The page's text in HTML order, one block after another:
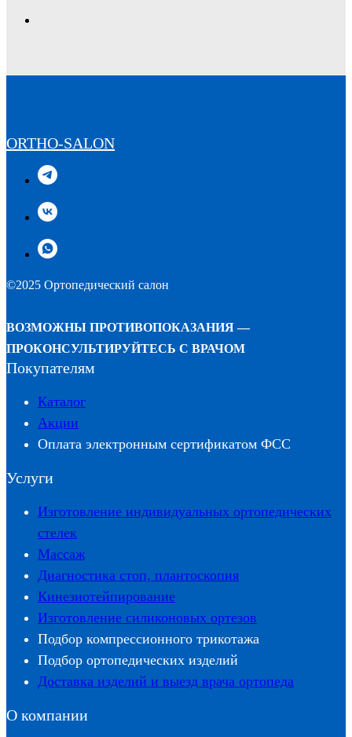
ORTHO-SALON
©2025 Ортопедический салон
ВОЗМОЖНЫ ПРОТИВОПОКАЗАНИЯ —
ПРОКОНСУЛЬТИРУЙТЕСЬ С ВРАЧОМ
Покупателям
Каталог
Акции
Оплата электронным сертификатом ФСС
Услуги
Изготовление индивидуальных ортопедических
стелек
Массаж
Диагностика стоп, плантоскопия
Кинезиотейпирование
Изготовление силиконовых ортезов
Подбор компрессионного трикотажа
Подбор ортопедических изделий
Доставка изделий и выезд врача ортопеда
О компании